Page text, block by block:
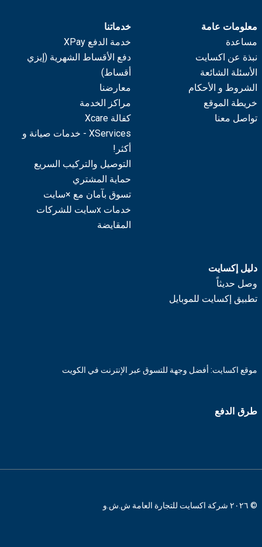
معلومات عامة
مساعدة
نبذة عن اكسايت
الأسئلة الشائعة
الشروط و الأحكام
خريطة الموقع
تواصل معنا
خدماتنا
خدمة الدفع XPay
دفع الأقساط الشهرية (إيزي
أقساط)
معارضنا
مراكز الخدمة
كفالة Xcare
XServices - خدمات صيانة و
أكثر!
التوصيل والتركيب السريع
حماية المشتري
تسوق بآمان مع ×سايت
خدمات xسايت للشركات
المقايضة
دليل إكسايت
وصل حديثاً
تطبيق إكسايت للموبايل
موقع اكسايت: أفضل وجهة للتسوق عبر الإنترنت في الكويت
طرق الدفع
© ٢٠٢٦ شركة اكسايت للتجارة العامة ش.ش.و